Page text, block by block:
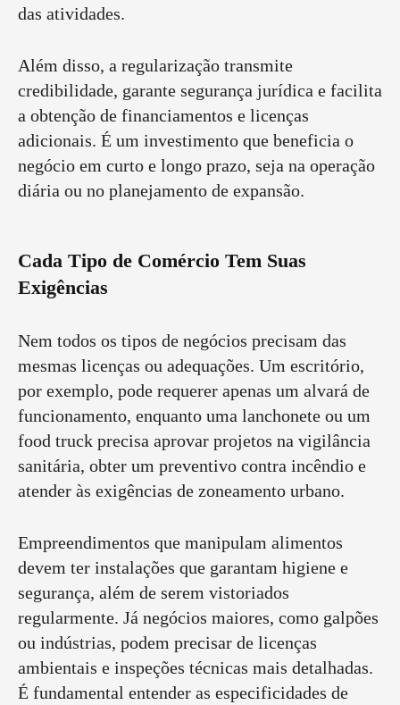
das atividades.
Além disso, a regularização transmite
credibilidade, garante segurança jurídica e facilita
a obtenção de financiamentos e licenças
adicionais. É um investimento que beneficia o
negócio em curto e longo prazo, seja na operação
diária ou no planejamento de expansão.
Cada Tipo de Comércio Tem Suas
Exigências
Nem todos os tipos de negócios precisam das
mesmas licenças ou adequações. Um escritório,
por exemplo, pode requerer apenas um alvará de
funcionamento, enquanto uma lanchonete ou um
food truck precisa aprovar projetos na vigilância
sanitária, obter um preventivo contra incêndio e
atender às exigências de zoneamento urbano.
Empreendimentos que manipulam alimentos
devem ter instalações que garantam higiene e
segurança, além de serem vistoriados
regularmente. Já negócios maiores, como galpões
ou indústrias, podem precisar de licenças
ambientais e inspeções técnicas mais detalhadas.
É fundamental entender as especificidades de